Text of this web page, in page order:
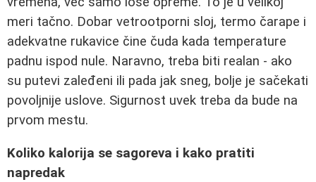
meri tačno. Dobar vetrootporni sloj, termo čarape i
adekvatne rukavice čine čuda kada temperature
padnu ispod nule. Naravno, treba biti realan - ako
su putevi zaleđeni ili pada jak sneg, bolje je sačekati
povoljnije uslove. Sigurnost uvek treba da bude na
prvom mestu.
Koliko kalorija se sagoreva i kako pratiti
napredak